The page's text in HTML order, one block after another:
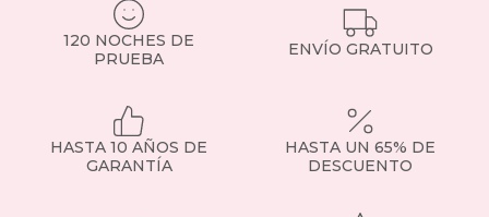
120 NOCHES DE
PRUEBA
ENVÍO GRATUITO
HASTA 10 AÑOS DE
GARANTÍA
HASTA UN 65% DE
DESCUENTO